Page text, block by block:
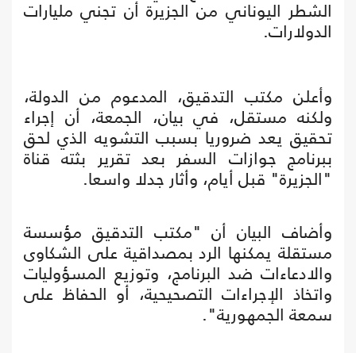
الشطر اليوناني من الجزيرة أن تجني مليارات
الدولارات.
وأعلن مكتب التدقيق، المدعوم من الدولة،
ولكنه مستقل، في بيان، الجمعة، أن إجراء
تحقيق يعد ضروريا بسبب التشويه الذي لحق
ببرنامج جوازات السفر بعد تقرير بثته قناة
"الجزيرة" قبل أيام، وأثار جدلا واسعا.
وأضاف البيان أن "مكتب التدقيق مؤسسة
مستقلة يمكنها الرد بمصداقية على الشكاوى
والادعاءات ضد البرنامج، وتوزيع المسؤوليات
واتخاذ الإجراءات التصحيحية، أو الحفاظ على
سمعة الجمهورية".